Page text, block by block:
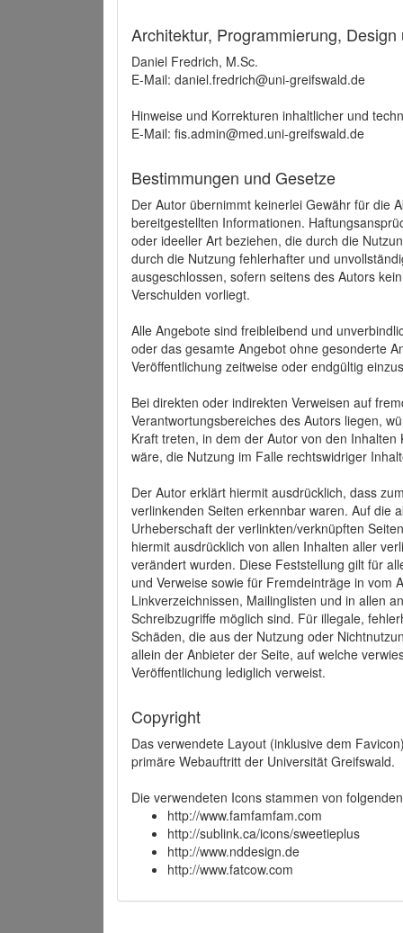
Architektur, Programmierung,
Daniel Fredrich, M.Sc.
E-Mail: daniel.fredrich@uni-greifswald.de
Hinweise und Korrekturen inhaltlicher und
E-Mail: fis.admin@med.uni-greifswald.de
Bestimmungen und Gesetze
Der Autor übernimmt keinerlei Gewähr für die
bereitgestellten Informationen.
oder ideeller Art beziehen, die durch die
durch die Nutzung fehlerhafter und
ausgeschlossen, sofern seitens des Autors
Verschulden vorliegt.
Alle Angebote sind freibleibend und
oder das gesamte Angebot ohne gesonderte
Veröffentlichung zeitweise oder endgültig
Bei direkten oder indirekten Verweisen auf
Verantwortungsbereiches des Autors liegen,
Kraft treten, in dem der Autor von den
wäre, die Nutzung im Falle rechtswidriger
Der Autor erklärt hiermit ausdrücklich, dass
verlinkenden Seiten erkennbar waren. Auf die
Urheberschaft der verlinkten/verknüpften
hiermit ausdrücklich von allen Inhalten aller
verändert wurden. Diese Feststellung gilt für
und Verweise sowie für Fremdeinträge in vom
Linkverzeichnissen, Mailinglisten und in allen
Schreibzugriffe möglich sind. Für illegale,
Schäden, die aus der Nutzung oder
allein der Anbieter der Seite, auf welche
Veröffentlichung lediglich verweist.
Copyright
Das verwendete Layout (inklusive dem
primäre Webauftritt der Universität Greifswald.
Die verwendeten Icons stammen von
http://www.famfamfam.com
http://sublink.ca/icons/sweetieplus
http://www.nddesign.de
http://www.fatcow.com